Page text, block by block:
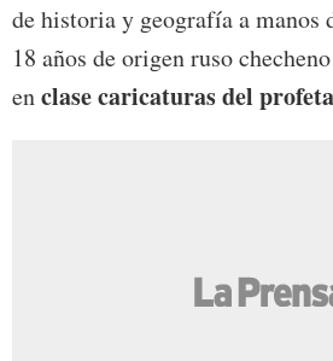
de historia y geografía a manos
18 años de origen ruso
enclase caricaturas del